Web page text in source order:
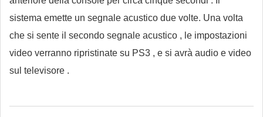
sistema emette un segnale acustico due volte. Una volta
che si sente il secondo segnale acustico , le impostazioni
video verranno ripristinate su PS3 , e si avrà audio e video
sul televisore .